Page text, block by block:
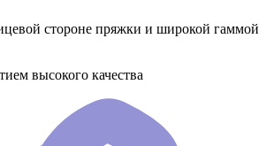
стороне пряжки и широкой гаммой
высокого качества